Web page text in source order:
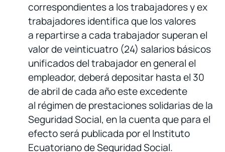
correspondientes a los trabajadores y ex
trabajadores identifica que los valores
a repartirse a cada trabajador superan el
valor de veinticuatro (24) salarios básicos
unificados del trabajador en general el
empleador, deberá depositar hasta el 30
de abril de cada año este excedente
al régimen de prestaciones solidarias de la
Seguridad Social, en la cuenta que para el
efecto será publicada por el Instituto
Ecuatoriano de Seguridad Social.